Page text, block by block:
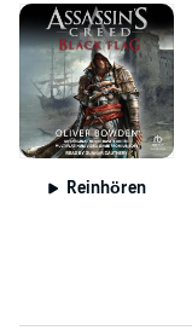
Reinhören